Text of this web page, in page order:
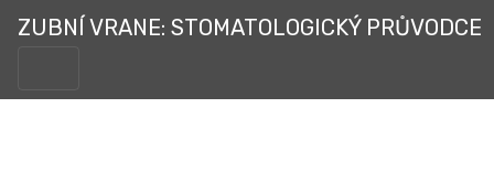
ZUBNÍ VRANE: STOMATOLOGICKÝ PRŮVODCE